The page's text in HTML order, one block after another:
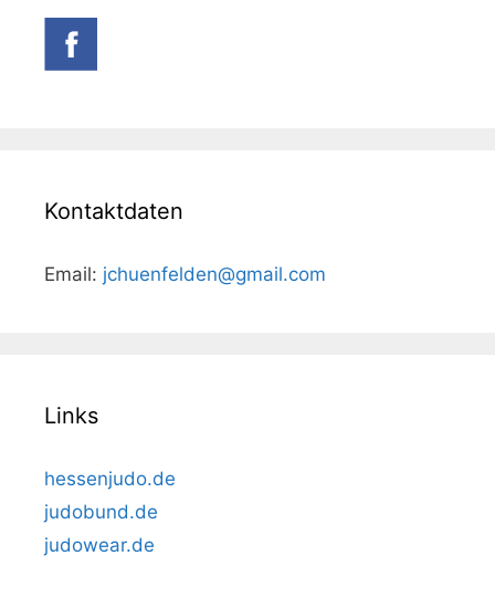
Kontaktdaten
Email: jchuenfelden@gmail.com
Links
hessenjudo.de
judobund.de
judowear.de